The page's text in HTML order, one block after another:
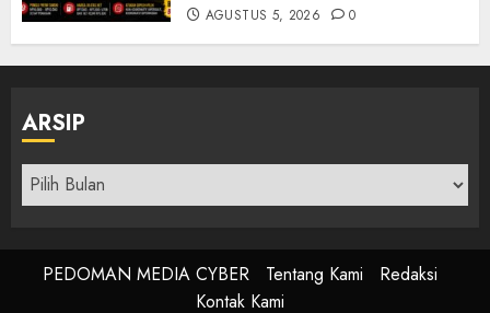
AGUSTUS 5, 2026 0
ARSIP
Arsip
PEDOMAN MEDIA CYBER Tentang Kami
Redaksi
Kontak Kami